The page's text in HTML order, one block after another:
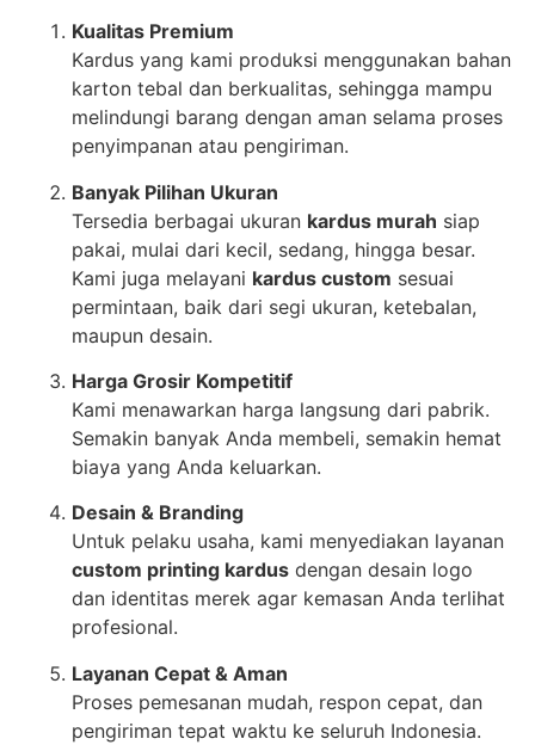
Kualitas Premium
Kardus yang kami produksi menggunakan bahan
karton tebal dan berkualitas, sehingga mampu
melindungi barang dengan aman selama proses
penyimpanan atau pengiriman.
Banyak Pilihan Ukuran
Tersedia berbagai ukuran kardus murah siap
pakai, mulai dari kecil, sedang, hingga besar.
Kami juga melayani kardus custom sesuai
permintaan, baik dari segi ukuran, ketebalan,
maupun desain.
Harga Grosir Kompetitif
Kami menawarkan harga langsung dari pabrik.
Semakin banyak Anda membeli, semakin hemat
biaya yang Anda keluarkan.
Desain & Branding
Untuk pelaku usaha, kami menyediakan layanan
custom printing kardus dengan desain logo
dan identitas merek agar kemasan Anda terlihat
profesional.
Layanan Cepat & Aman
Proses pemesanan mudah, respon cepat, dan
pengiriman tepat waktu ke seluruh Indonesia.